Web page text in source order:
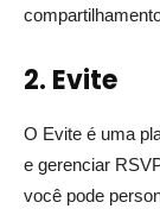
2. Evite
O Evite é uma
e gerenciar
você pode